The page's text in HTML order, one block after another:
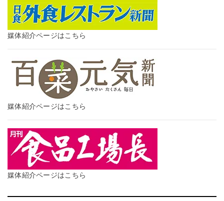
媒体紹介ページはこちら
媒体紹介ページはこちら
媒体紹介ページはこちら